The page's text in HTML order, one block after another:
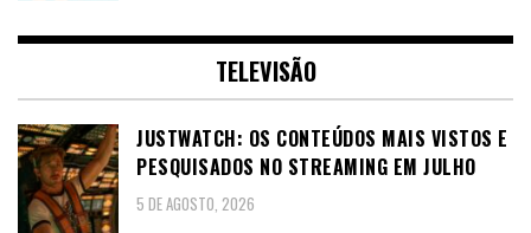
TELEVISÃO
JUSTWATCH: OS CONTEÚDOS MAIS VISTOS E
PESQUISADOS NO STREAMING EM JULHO
5 DE AGOSTO, 2026